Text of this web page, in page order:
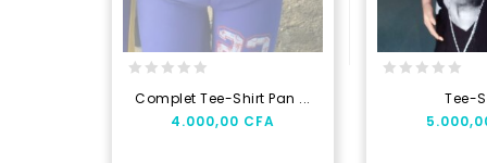
out
Complet Tee-Shirt Pan ...
4.000,00 CFA
Tee-